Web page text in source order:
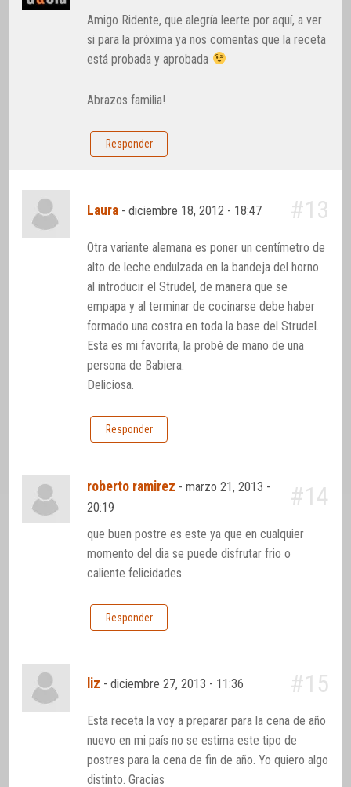
Amigo Ridente, que alegría leerte por aquí, a ver
si para la próxima ya nos comentas que la receta
está probada y aprobada
Abrazos familia!
Responder
Laura -diciembre 18, 2012 - 18:47 #13
Otra variante alemana es poner un centímetro de
alto de leche endulzada en la bandeja del horno
al introducir el Strudel, de manera que se
empapa y al terminar de cocinarse debe haber
formado una costra en toda la base del Strudel.
Esta es mi favorita, la probé de mano de una
persona de Babiera.
Deliciosa.
Responder
roberto ramirez -marzo 21, 2013 -
20:19
#14
que buen postre es este ya que en cualquier
momento del dia se puede disfrutar frio o
caliente felicidades
Responder
liz -diciembre 27, 2013 - 11:36 #15
Esta receta la voy a preparar para la cena de año
nuevo en mi país no se estima este tipo de
postres para la cena de fin de año. Yo quiero algo
distinto. Gracias